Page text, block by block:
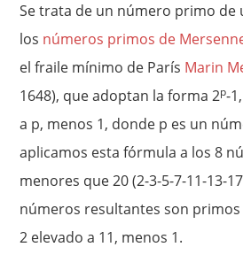
Se trata de un número primo de
los números primos de
el fraile mínimo de París Marin
1648), que adoptan la forma 2p-
a p, menos 1, donde p es un
aplicamos esta fórmula a los 8
menores que 20 (2-3-5-7-11-13-
números resultantes son primos
2 elevado a 11, menos 1.